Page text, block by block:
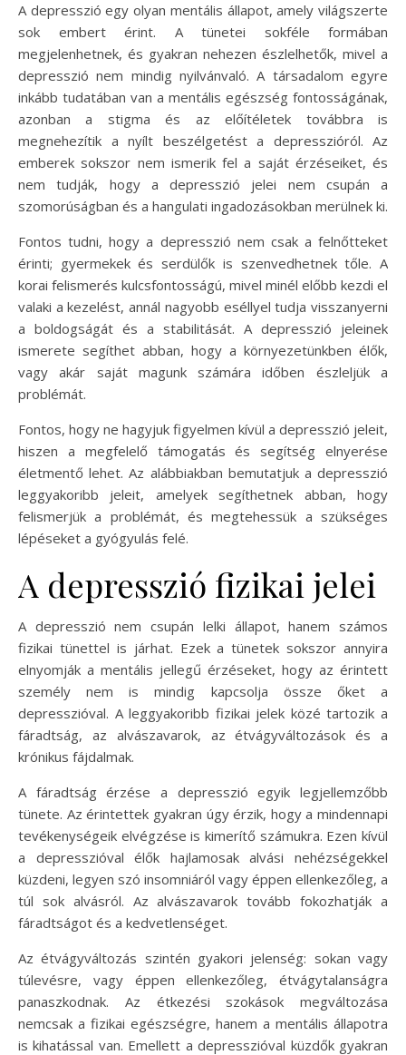
A depresszió egy olyan mentális állapot, amely világszerte
sok embert érint. A tünetei sokféle formában
megjelenhetnek, és gyakran nehezen észlelhetők, mivel a
depresszió nem mindig nyilvánvaló. A társadalom egyre
inkább tudatában van a mentális egészség fontosságának,
azonban a stigma és az előítéletek továbbra is
megnehezítik a nyílt beszélgetést a depresszióról. Az
emberek sokszor nem ismerik fel a saját érzéseiket, és
nem tudják, hogy a depresszió jelei nem csupán a
szomorúságban és a hangulati ingadozásokban merülnek ki.
Fontos tudni, hogy a depresszió nem csak a felnőtteket
érinti; gyermekek és serdülők is szenvedhetnek tőle. A
korai felismerés kulcsfontosságú, mivel minél előbb kezdi el
valaki a kezelést, annál nagyobb eséllyel tudja visszanyerni
a boldogságát és a stabilitását. A depresszió jeleinek
ismerete segíthet abban, hogy a környezetünkben élők,
vagy akár saját magunk számára időben észleljük a
problémát.
Fontos, hogy ne hagyjuk figyelmen kívül a depresszió jeleit,
hiszen a megfelelő támogatás és segítség elnyerése
életmentő lehet. Az alábbiakban bemutatjuk a depresszió
leggyakoribb jeleit, amelyek segíthetnek abban, hogy
felismerjük a problémát, és megtehessük a szükséges
lépéseket a gyógyulás felé.
A depresszió fizikai jelei
A depresszió nem csupán lelki állapot, hanem számos
fizikai tünettel is járhat. Ezek a tünetek sokszor annyira
elnyomják a mentális jellegű érzéseket, hogy az érintett
személy nem is mindig kapcsolja össze őket a
depresszióval. A leggyakoribb fizikai jelek közé tartozik a
fáradtság, az alvászavarok, az étvágyváltozások és a
krónikus fájdalmak.
A fáradtság érzése a depresszió egyik legjellemzőbb
tünete. Az érintettek gyakran úgy érzik, hogy a mindennapi
tevékenységeik elvégzése is kimerítő számukra. Ezen kívül
a depresszióval élők hajlamosak alvási nehézségekkel
küzdeni, legyen szó insomniáról vagy éppen ellenkezőleg, a
túl sok alvásról. Az alvászavarok tovább fokozhatják a
fáradtságot és a kedvetlenséget.
Az étvágyváltozás szintén gyakori jelenség: sokan vagy
túlevésre, vagy éppen ellenkezőleg, étvágytalanságra
panaszkodnak. Az étkezési szokások megváltozása
nemcsak a fizikai egészségre, hanem a mentális állapotra
is kihatással van. Emellett a depresszióval küzdők gyakran